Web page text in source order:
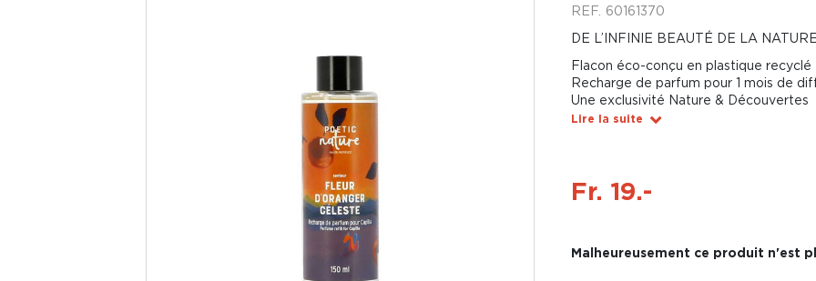
REF. 60161370
DE L’INFINIE BEAUTÉ DE LA
Flacon éco-conçu en plastique recyclé
Recharge de parfum pour 1 mois de
Une exclusivité Nature & Découvertes
Lire la suite
Fr. 19.-
Malheureusement ce produit n'est